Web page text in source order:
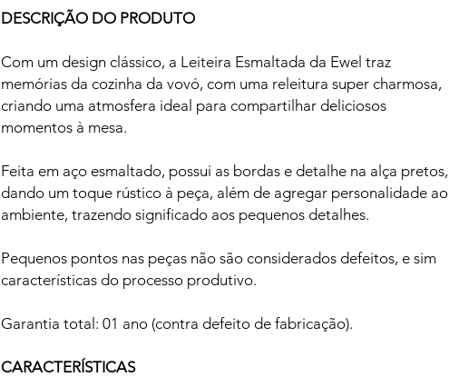
DESCRIÇÃO DO PRODUTO
Com um design clássico, a Leiteira Esmaltada da Ewel traz
memórias da cozinha da vovó, com uma releitura super charmosa,
criando uma atmosfera ideal para compartilhar deliciosos
momentos à mesa.
Feita em aço esmaltado, possui as bordas e detalhe na alça pretos,
dando um toque rústico à peça, além de agregar personalidade ao
ambiente, trazendo significado aos pequenos detalhes.
Pequenos pontos nas peças não são considerados defeitos, e sim
características do processo produtivo.
Garantia total: 01 ano (contra defeito de fabricação).
CARACTERÍSTICAS